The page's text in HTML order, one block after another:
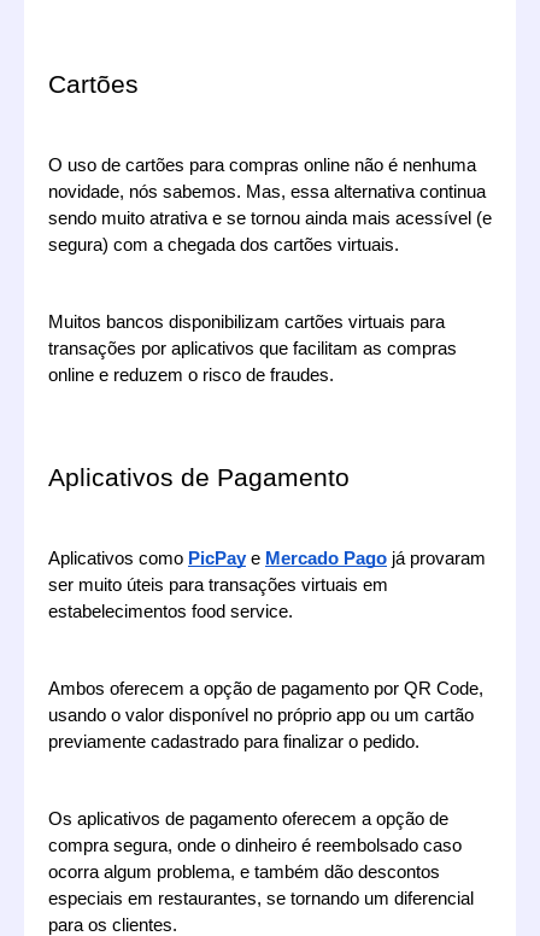
Cartões
O uso de cartões para compras online não é nenhuma
novidade, nós sabemos. Mas, essa alternativa continua
sendo muito atrativa e se tornou ainda mais acessível (e
segura) com a chegada dos cartões virtuais.
Muitos bancos disponibilizam cartões virtuais para
transações por aplicativos que facilitam as compras
online e reduzem o risco de fraudes.
Aplicativos de Pagamento
Aplicativos como PicPay e Mercado Pago já provaram
ser muito úteis para transações virtuais em
estabelecimentos food service.
Ambos oferecem a opção de pagamento por QR Code,
usando o valor disponível no próprio app ou um cartão
previamente cadastrado para finalizar o pedido.
Os aplicativos de pagamento oferecem a opção de
compra segura, onde o dinheiro é reembolsado caso
ocorra algum problema, e também dão descontos
especiais em restaurantes, se tornando um diferencial
para os clientes.